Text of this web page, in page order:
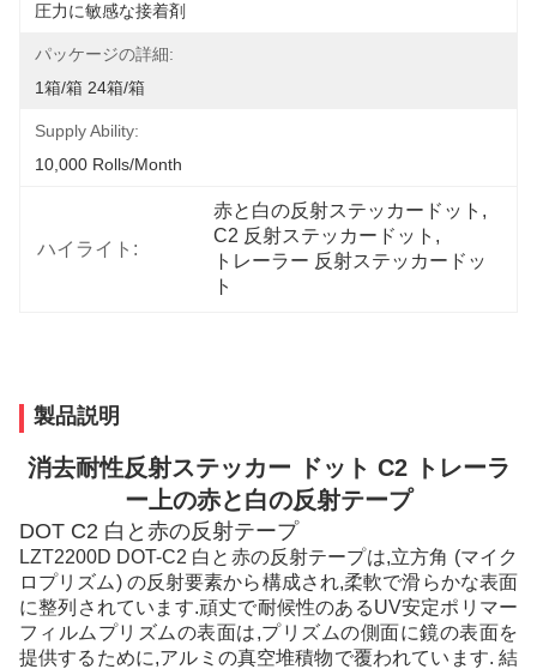
圧力に敏感な接着剤
パッケージの詳細:
1箱/箱 24箱/箱
Supply Ability:
10,000 Rolls/month
ハイライト:
赤と白の反射ステッカードット ,
C2 反射ステッカードット ,
トレーラー 反射ステッカードッ
ト
製品説明
消去耐性反射ステッカー ドット C2 トレーラ
ー上の赤と白の反射テープ
DOT C2 白と赤の反射テープ
LZT2200D DOT-C2 白と赤の反射テープは,立方角 (マイク
ロプリズム) の反射要素から構成され,柔軟で滑らかな表面
に整列されています.頑丈で耐候性のあるUV安定ポリマー
フィルムプリズムの表面は,プリズムの側面に鏡の表面を
提供するために,アルミの真空堆積物で覆われています. 結